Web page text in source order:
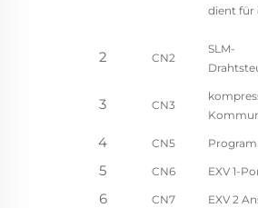
dient für
2 CN2
SLM-
3 CN3
4 CN5
5 CN6 EXV 1-
6 CN7 EXV 2